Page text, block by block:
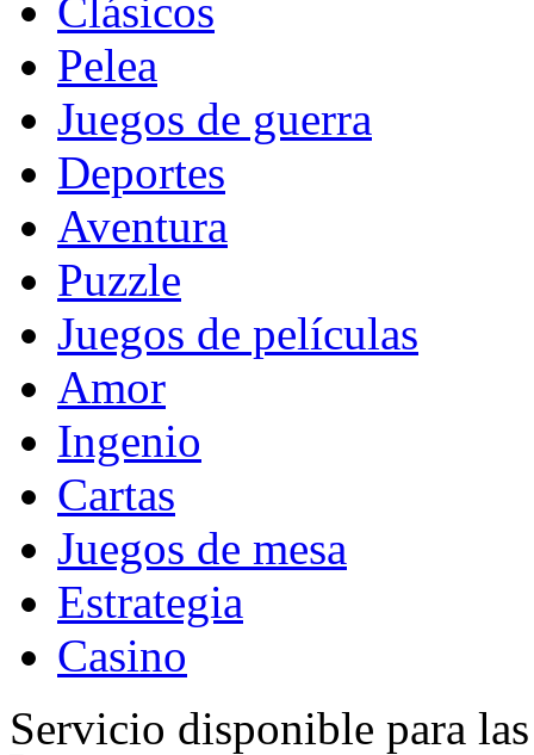
Clásicos
Pelea
Juegos de guerra
Deportes
Aventura
Puzzle
Juegos de películas
Amor
Ingenio
Cartas
Juegos de mesa
Estrategia
Casino
Servicio disponible para